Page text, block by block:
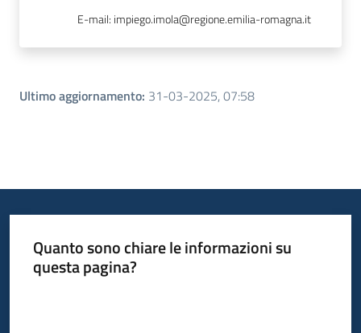
E-mail: impiego.imola@regione.emilia-romagna.it
Ultimo aggiornamento: 31-03-2025, 07:58
Quanto sono chiare le informazioni su
questa pagina?